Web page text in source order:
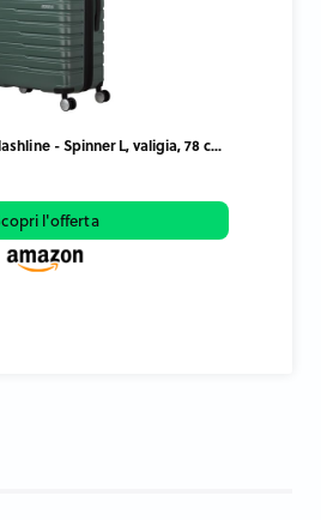
- Spinner L, valigia, 78 c...
l'offerta